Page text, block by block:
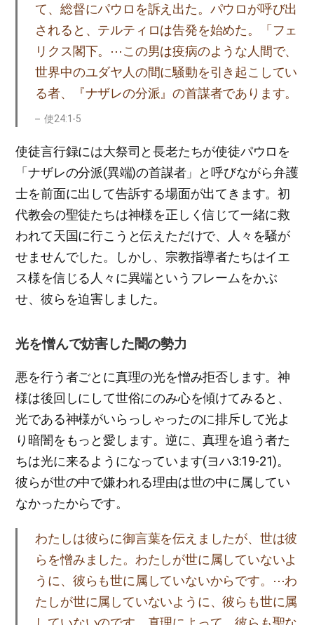
て、総督にパウロを訴え出た。パウロが呼び出
されると、テルティロは告発を始めた。「フェ
リクス閣下。⋯この男は疫病のような人間で、
世界中のユダヤ人の間に騒動を引き起こしてい
る者、『ナザレの分派』の首謀者であります。
使24:1-5
使徒言行録には大祭司と長老たちが使徒パウロを
「ナザレの分派(異端)の首謀者」と呼びながら弁護
士を前面に出して告訴する場面が出てきます。初
代教会の聖徒たちは神様を正しく信じて一緒に救
われて天国に行こうと伝えただけで、人々を騒が
せませんでした。しかし、宗教指導者たちはイエ
ス様を信じる人々に異端というフレームをかぶ
せ、彼らを迫害しました。
光を憎んで妨害した闇の勢力
悪を行う者ごとに真理の光を憎み拒否します。神
様は後回しにして世俗にのみ心を傾けてみると、
光である神様がいらっしゃったのに排斥して光よ
り暗闇をもっと愛します。逆に、真理を追う者た
ちは光に来るようになっています(ヨハ3:19-21)。
彼らが世の中で嫌われる理由は世の中に属してい
なかったからです。
わたしは彼らに御言葉を伝えましたが、世は彼
らを憎みました。わたしが世に属していないよ
うに、彼らも世に属していないからです。⋯わ
たしが世に属していないように、彼らも世に属